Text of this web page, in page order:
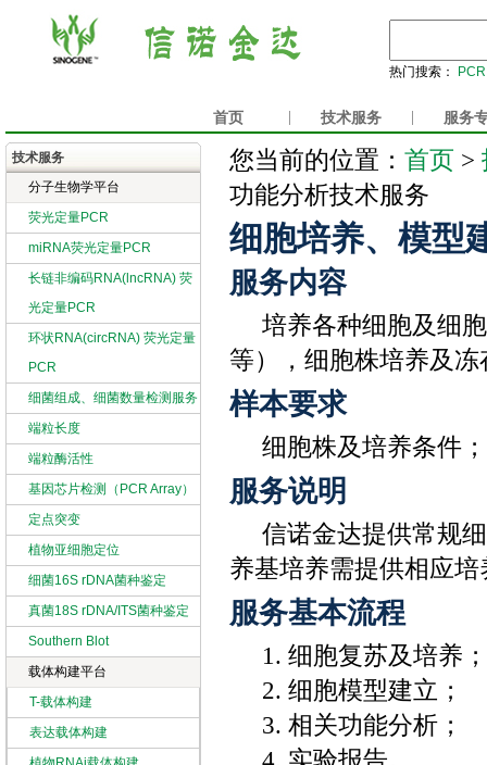
热门搜索： PCR
首页 技术服务 服务
技术服务
分子生物学平台
荧光定量PCR
miRNA荧光定量PCR
长链非编码RNA(lncRNA) 荧
光定量PCR
环状RNA(circRNA) 荧光定量
PCR
细菌组成、细菌数量检测服务
端粒长度
端粒酶活性
基因芯片检测（PCR Array）
定点突变
植物亚细胞定位
细菌16S rDNA菌种鉴定
真菌18S rDNA/ITS菌种鉴定
Southern Blot
载体构建平台
T-载体构建
表达载体构建
您当前的位置： 首页 >
功能分析技术服务
细胞培养、模型
服务内容
培养各种细胞及细胞
等），细胞株培养及
样本要求
细胞株及培养条件
服务说明
信诺金达提供常规细
养基培养需提供相应培
服务基本流程
1. 细胞复苏及培养；
2. 细胞模型建立；
3. 相关功能分析；